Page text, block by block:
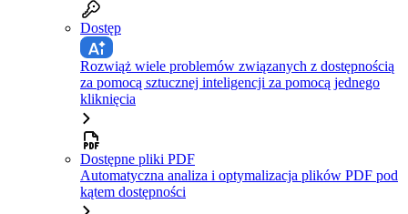
Dostęp
Rozwiąż wiele problemów związanych z dostępnością
za pomocą sztucznej inteligencji za pomocą jednego
kliknięcia
Dostępne pliki PDF
Automatyczna analiza i optymalizacja plików PDF pod
kątem dostępności